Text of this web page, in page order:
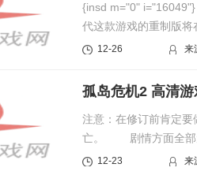
{insd m="0"
代这款游戏的重制版
是情人...
12-26 来
孤岛危机2 高清
注意：在修订前肯定
亡。 剧情方面全部
12-23 来